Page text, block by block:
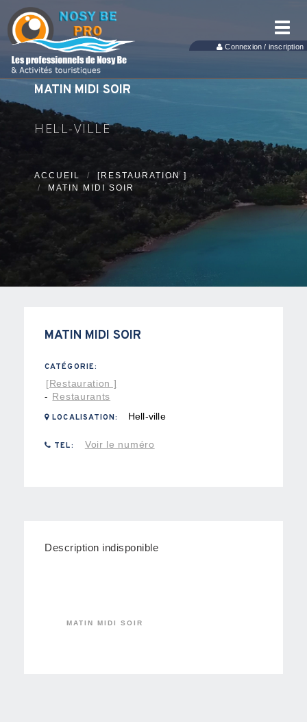
Connexion / inscription
MATIN MIDI SOIR
HELL-VILLE
ACCUEIL
[RESTAURATION ]
MATIN MIDI SOIR
MATIN MIDI SOIR
CATÉGORIE:
[Restauration ]
- Restaurants
LOCALISATION: Hell-ville
TEL: Voir le numéro
Description indisponible
MATIN MIDI SOIR